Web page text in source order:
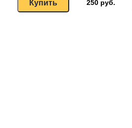
250 руб.